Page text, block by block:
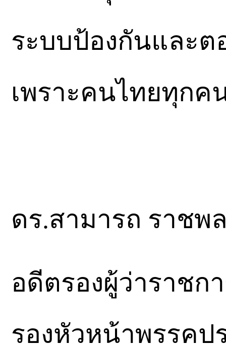
ระบบป้องกันและ
เพราะคนไทยทุก
ดร.สามารถ ราชพ
อดีตรองผู้ว่าราชก
รองหัวหน้าพรรคป